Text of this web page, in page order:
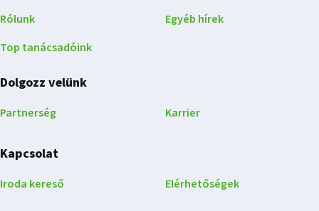
Rólunk
Top tanácsadóink
Egyéb hírek
Dolgozz velünk
Partnerség Karrier
Kapcsolat
Iroda kereső Elérhetőségek